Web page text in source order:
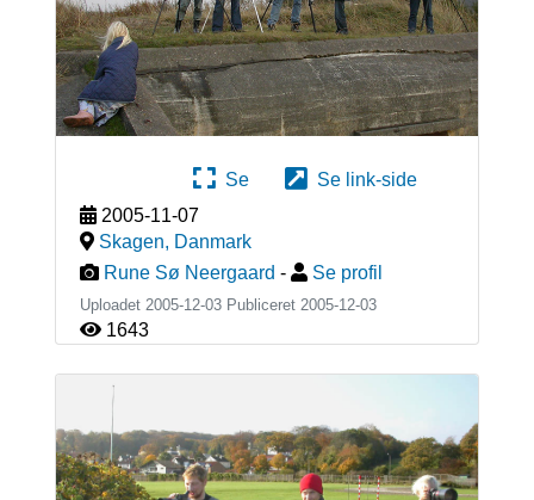
Se
Se link-side
2005-11-07
Skagen, Danmark
Rune Sø Neergaard - Se profil
Uploadet 2005-12-03 Publiceret 2005-12-03
1643